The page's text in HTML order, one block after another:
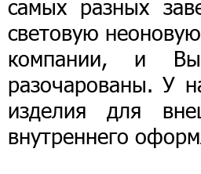
самых разных
световую
компании, и
разочарованы. У
изделия для
внутреннего